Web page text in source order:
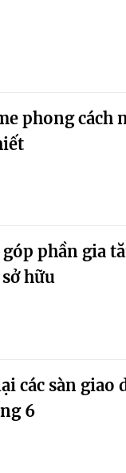
phong cách
phần gia
hữu
các sàn giao
6